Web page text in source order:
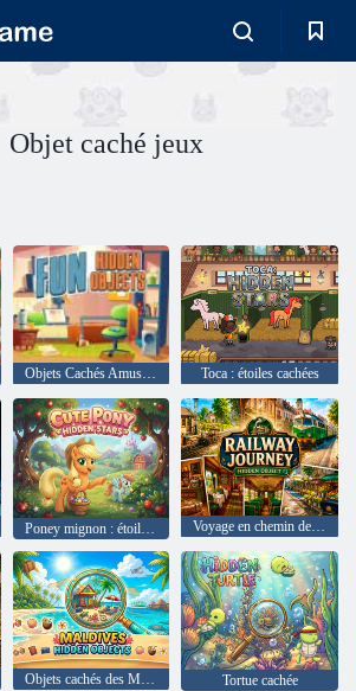
Objet caché jeux
Objets Cachés Amusants Toca : étoiles cachées
Poney mignon : étoiles cachées Voyage en chemin de fer - Objets cachés
Objets cachés des Maldives Tortue cachée